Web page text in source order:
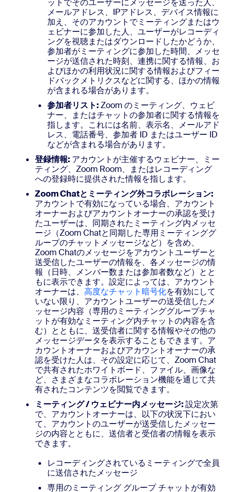
ットでそのユーザーにメッセージを送った人、
メールアドレス、IPアドレス、デバイス情報に
加え、そのアカウントでミーティングまたはウ
ェビナーに参加した人、ユーザーがレコーディ
ングを視聴またはダウンロードしたかどうか、
参加者がミーティングに参加した時間、メッセ
ージが送信された時刻、連携に関する情報、お
よびほかの利用状況に関する情報およびフィー
ドバックメトリクスなどに関する、ほかの情報
が含まれる場合があります。
参加者リスト:Zoom のミーティング、ウェビ
ナー、またはチャットの参加者に関する情報を
指します。これには名前、表示名、メールアド
レス、電話番号、参加者 ID またはユーザー ID
などが含まれる場合があります。
登録情報: アカウントが主催するウェビナー、ミー
ティング、Zoom Room、またはレコーディング
への登録時に提供された情報を指します。
Zoom Chatとミーティング外コラボレーション:
アカウントで有効になっている場合、アカウント
オーナーおよびアカウントオーナーの承認を受け
たユーザーは、同期されたミーティング内メッセ
ージ（Zoom Chatと同期した専用ミーティンググ
ループのチャットメッセージなど）を含め、
Zoom Chatのメッセージをアカウントユーザーと
送受信したユーザーの情報を、各メッセージの情
報（日時、メンバー数または参加者数など）とと
もに表示できます。設定によっては、アカウント
オーナーは、 高度なチャット暗号化を有効にして
いない限り、アカウントユーザーの送受信したメ
ッセージ内容（専用のミーティンググループチャ
ットが有効なミーティング内チャットの内容を含
む）とともに、送受信者に関する情報やその他の
メッセージデータを表示することもできます。ア
カウントオーナーおよびアカウントオーナーの承
認を受けた人は、その設定に応じて、Zoom Chat
で共有されたホワイトボード、ファイル、画像な
ど、さまざまなコラボレーション機能を通じて共
有されたコンテンツを閲覧できます。
ミーティング / ウェビナー内メッセージ:設定次第
で、アカウントオーナーは、以下の状況下におい
て、アカウントのユーザーが送受信したメッセー
ジの内容とともに、送信者と受信者の情報を表示
できます。
レコーディングされているミーティングで全員
に送信されたメッセージ
専用のミーティング グループ チャットが有効